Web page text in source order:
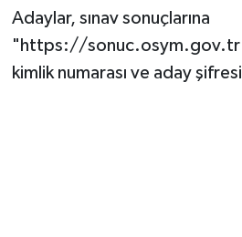
Adaylar, sınav sonuçlarına
"https://
kimlik numarası ve aday